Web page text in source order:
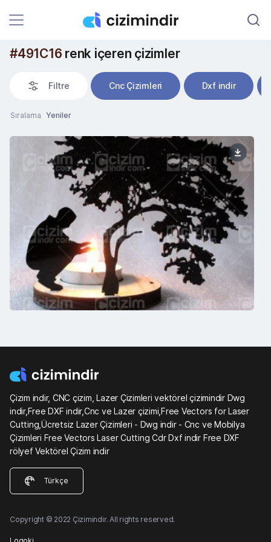
#491C16 renk içeren çizimler
Filtre Cnc Çizimleri Dxf indir
Sıralama Yeniler
Çizim indir, CNC çizim, Lazer Çizimleri vektörel çizimindir Dwg
indir,Free DXF indir,Cnc ve Lazer çizimi,Free Vectors for Laser
Cutting,Ücretsiz Lazer Çizimleri - Dwg indir - Cnc ve Mobilya
Çizimleri Free Vectors Laser Cutting Cdr Dxf indir Free DXF
rölyef Vektörel Çizim indir
Türkçe
Copyright © 2022 Çizimindir. All rights reserved.